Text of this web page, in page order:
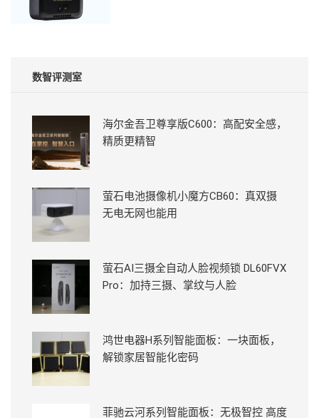
数智评测室
海尔金吾卫尊享版C600：高配安全感，
精质更精智
萤石电池摄像机小魔方CB60：真双摄
无电无网也能用
萤石AI三摄全自动人脸视频锁 DL60FVX
Pro：加持三摄、掌纹与人脸
鸿世电器H系列智能面板：一块面板，
解锁家居智能化密码
菲驰云河系列智能面板：无极智控 高度